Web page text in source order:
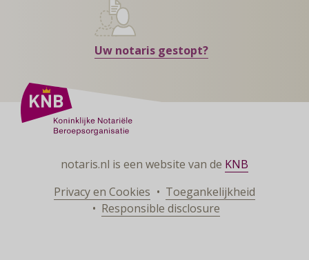
Uw notaris gestopt?
notaris.nl is een website van de KNB
Privacy en Cookies
Toegankelijkheid
Responsible disclosure